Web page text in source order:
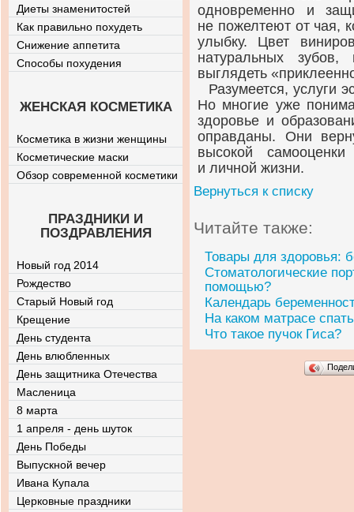
одновременно и
не пожелтеют от чая,
улыбку. Цвет
натуральных
выглядеть
Разумеется, услуги
Но многие уже
здоровье и
оправданы. Они
высокой
и личной жизни.
Вернуться к списку
Читайте также:
Товары для здоровья:
Стоматологические
помощью?
Календарь
На каком матрасе
Что такое пучок Гиса?
Диеты знаменитостей
Как правильно похудеть
Снижение аппетита
Способы похудения
ЖЕНСКАЯ КОСМЕТИКА
Косметика в жизни женщины
Косметические маски
Обзор современной косметики
ПРАЗДНИКИ И
ПОЗДРАВЛЕНИЯ
Новый год 2014
Рождество
Старый Новый год
Крещение
День студента
День влюбленных
День защитника Отечества
Масленица
8 марта
1 апреля - день шуток
День Победы
Выпускной вечер
Ивана Купала
Церковные праздники